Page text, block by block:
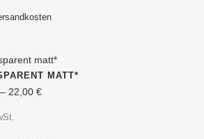
auf.
Optionen
können
auf
Dieses
Produkt
MATT*
– 22,00 €